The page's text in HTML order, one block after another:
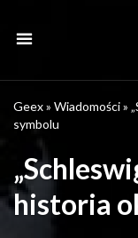
Geex» Wiadomości»
symbolu
historia